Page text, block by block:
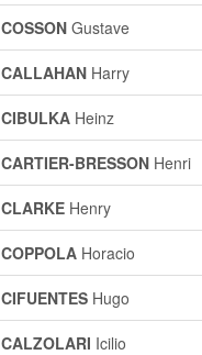
COSSON Gustave
CALLAHAN Harry
CIBULKA Heinz
CARTIER-BRESSON Henri
CLARKE Henry
COPPOLA Horacio
CIFUENTES Hugo
CALZOLARI Icilio